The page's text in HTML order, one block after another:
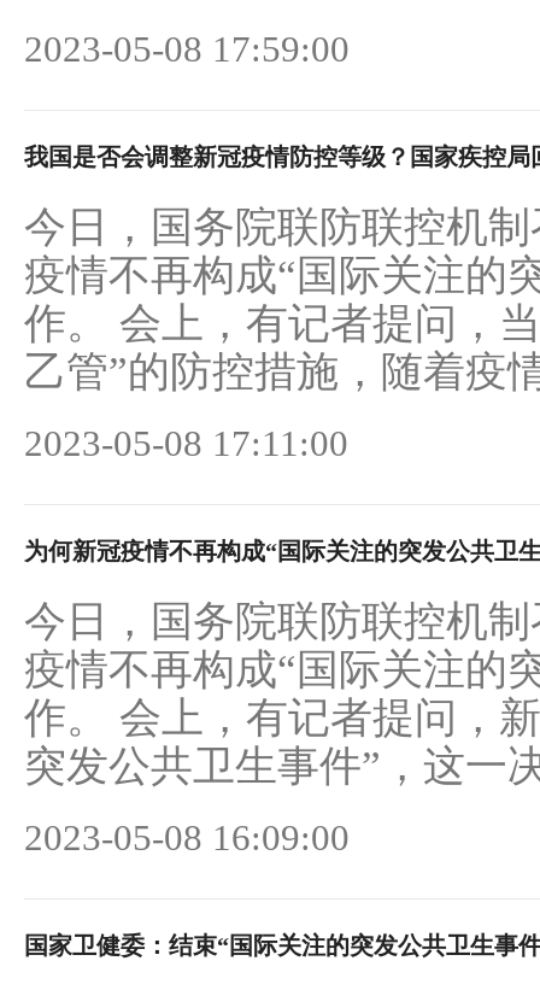
2023-05-08 17:59:00
我国是否会调整新冠疫情防控等级？国家疾控局
今日，国务院联防联控机
疫情不再构成“国际关注的
作。 会上，有记者提问，
乙管”的防控措施，随着疫
2023-05-08 17:11:00
为何新冠疫情不再构成“国际关注的突发公共卫
今日，国务院联防联控机
疫情不再构成“国际关注的
作。 会上，有记者提问，
突发公共卫生事件”，这一
2023-05-08 16:09:00
国家卫健委：结束“国际关注的突发公共卫生事